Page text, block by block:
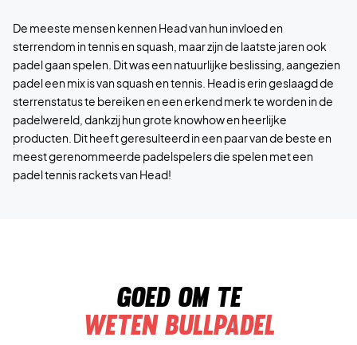
De meeste mensen kennen Head van hun invloed en
sterrendom in tennis en squash, maar zijn de laatste jaren ook
padel gaan spelen. Dit was een natuurlijke beslissing, aangezien
padel een mix is van squash en tennis. Head is erin geslaagd de
sterrenstatus te bereiken en een erkend merk te worden in de
padelwereld, dankzij hun grote knowhow en heerlijke
producten. Dit heeft geresulteerd in een paar van de beste en
meest gerenommeerde padelspelers die spelen met een
padel tennis rackets van Head!
Goed om te
weten Bullpadel